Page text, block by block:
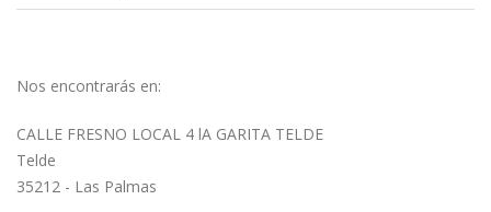
Nos encontrarás en:
CALLE FRESNO LOCAL 4 lA GARITA TELDE
Telde
35212 - Las Palmas